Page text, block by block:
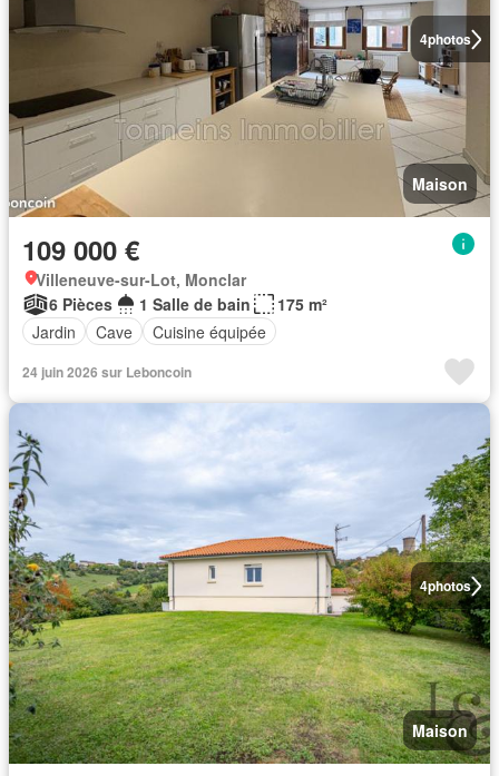
4photos
Maison
109 000 €
Villeneuve-sur-Lot, Monclar
6 Pièces
1 Salle de bain
175 m²
Jardin
Cave Cuisine équipée
24 juin 2026 sur Leboncoin
4photos
Maison